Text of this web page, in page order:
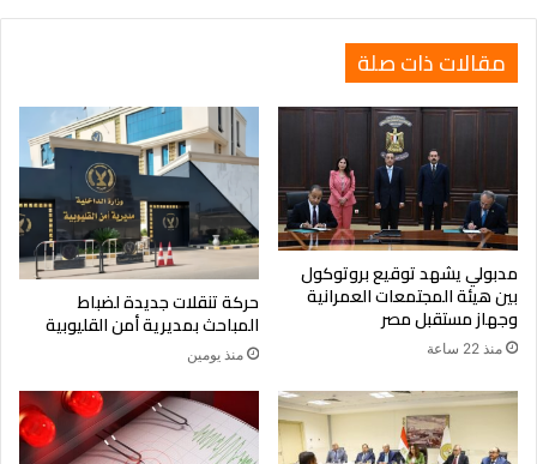
وترامب.
مقالات ذات صلة
مدبولي يشهد توقيع بروتوكول
بين هيئة المجتمعات العمرانية
وجهاز مستقبل مصر
منذ 22 ساعة
حركة تنقلات جديدة لضباط
المباحث بمديرية أمن القليوبية
منذ يومين